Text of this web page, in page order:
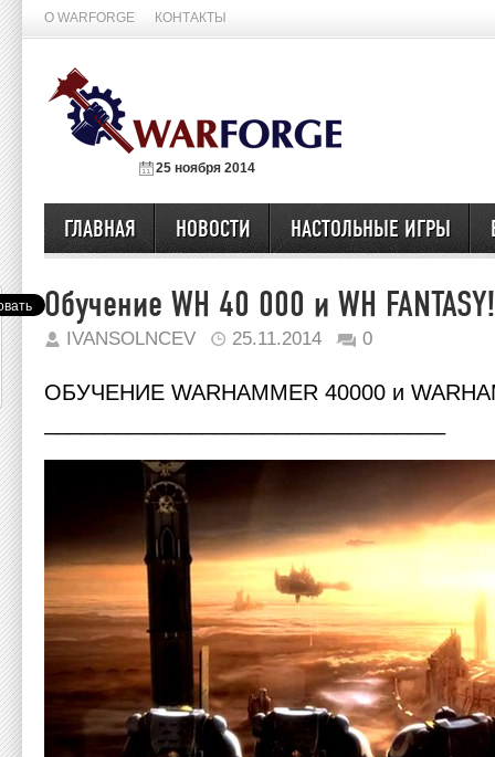
О WARFORGE КОНТАКТЫ
25 ноября 2014
ГЛАВНАЯ НОВОСТИ НАСТОЛЬНЫЕ ИГРЫ
Обучение WH 40 000 и WH FANTASY!
IVANSOLNCEV 25.11.2014 0
ОБУЧЕНИЕ WARHAMMER 40000 и